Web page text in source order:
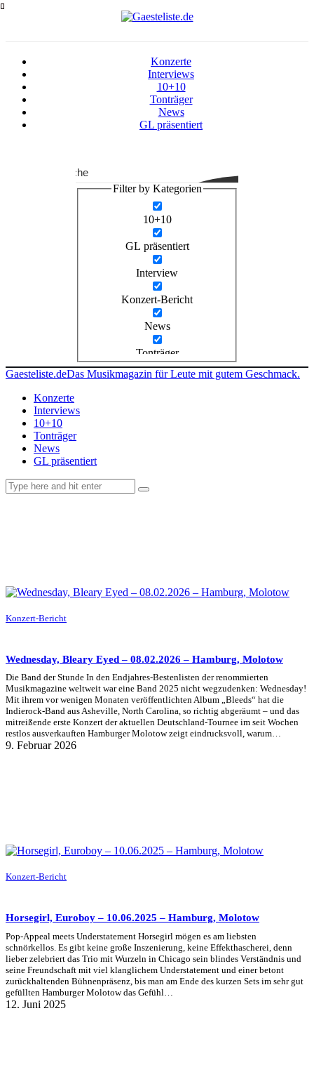
Konzerte
Interviews
10+10
Tonträger
News
GL präsentiert
Suche
Filter by Kategorien
10+10
GL präsentiert
Interview
Konzert-Bericht
News
Tonträger
Gaesteliste.deDas Musikmagazin für Leute mit gutem Geschmack.
Konzerte
Interviews
10+10
Tonträger
News
GL präsentiert
Konzert-Bericht
Wednesday, Bleary Eyed – 08.02.2026 – Hamburg, Molotow
Die Band der Stunde In den Endjahres-Bestenlisten der renommierten
Musikmagazine weltweit war eine Band 2025 nicht wegzudenken: Wednesday!
Mit ihrem vor wenigen Monaten veröffentlichten Album „Bleeds“ hat die
Indierock-Band aus Asheville, North Carolina, so richtig abgeräumt – und das
mitreißende erste Konzert der aktuellen Deutschland-Tournee im seit Wochen
restlos ausverkauften Hamburger Molotow zeigt eindrucksvoll, warum…
9. Februar 2026
Konzert-Bericht
Horsegirl, Euroboy – 10.06.2025 – Hamburg, Molotow
Pop-Appeal meets Understatement Horsegirl mögen es am liebsten
schnörkellos. Es gibt keine große Inszenierung, keine Effekthascherei, denn
lieber zelebriert das Trio mit Wurzeln in Chicago sein blindes Verständnis und
seine Freundschaft mit viel klanglichem Understatement und einer betont
zurückhaltenden Bühnenpräsenz, bis man am Ende des kurzen Sets im sehr gut
gefüllten Hamburger Molotow das Gefühl…
12. Juni 2025